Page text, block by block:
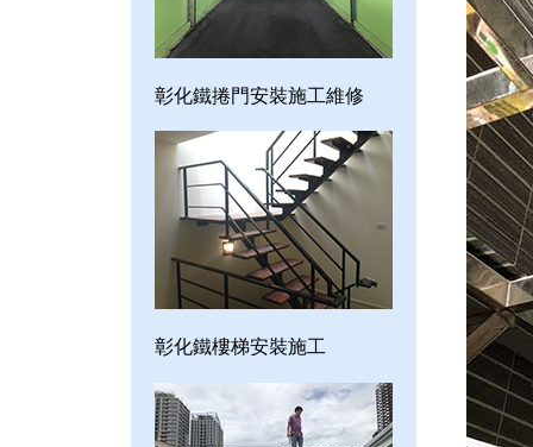
彰化鐵捲門安裝施工維修
彰化鐵樓梯安裝施工